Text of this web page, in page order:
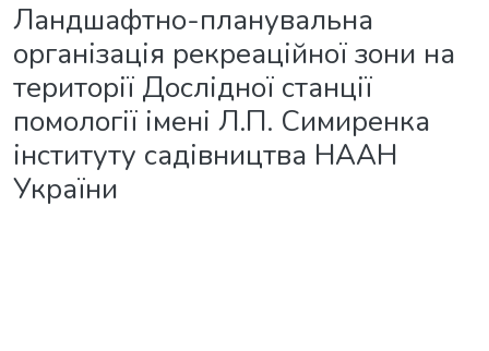
Ландшафтно-планувальна
організація рекреаційної зони на
території Дослідної станції
помології імені Л.П. Симиренка
інституту садівництва НААН
України